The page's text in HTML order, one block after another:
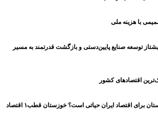
با هزینه ملی
توسعه صنایع پایین‌دستی و بازگشت قدرتمند به مسیر
برای اقتصاد ایران حیاتی است؟ خوزستان قطب۱ اقتصاد